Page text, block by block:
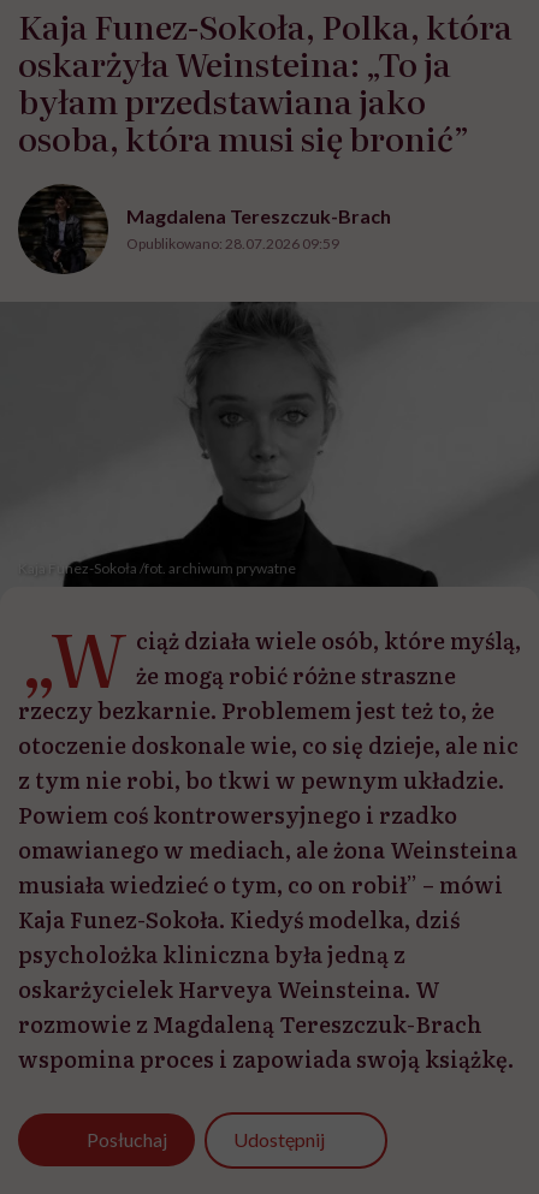
Kaja Funez-Sokoła, Polka, która
oskarżyła Weinsteina: „To ja
byłam przedstawiana jako
osoba, która musi się bronić”
Magdalena Tereszczuk-Brach
Opublikowano: 28.07.2026 09:59
Kaja Funez-Sokoła /fot. archiwum prywatne
„W ciąż działa wiele osób, które myślą,
że mogą robić różne straszne
rzeczy bezkarnie. Problemem jest też to, że
otoczenie doskonale wie, co się dzieje, ale nic
z tym nie robi, bo tkwi w pewnym układzie.
Powiem coś kontrowersyjnego i rzadko
omawianego w mediach, ale żona Weinsteina
musiała wiedzieć o tym, co on robił” – mówi
Kaja Funez-Sokoła. Kiedyś modelka, dziś
psycholożka kliniczna była jedną z
oskarżycielek Harveya Weinsteina. W
rozmowie z Magdaleną Tereszczuk-Brach
wspomina proces i zapowiada swoją książkę.
Posłuchaj Udostępnij